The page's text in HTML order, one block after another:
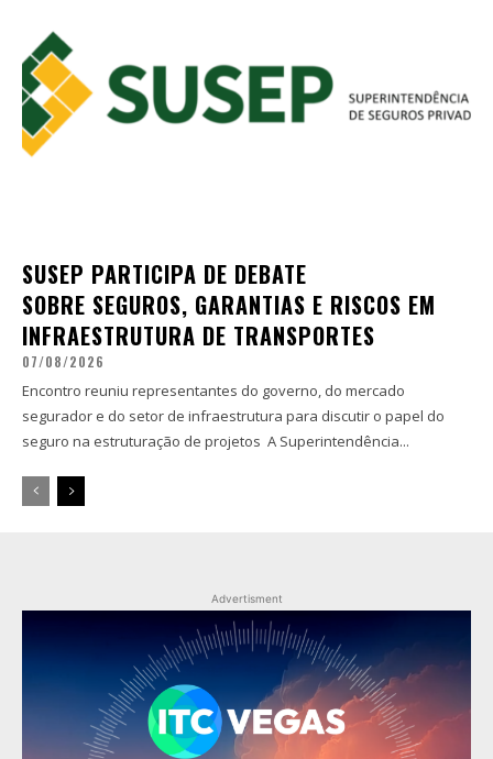
SUSEP PARTICIPA DE DEBATE
SOBRE SEGUROS, GARANTIAS E RISCOS EM
INFRAESTRUTURA DE TRANSPORTES
07/08/2026
Encontro reuniu representantes do governo, do mercado
segurador e do setor de infraestrutura para discutir o papel do
seguro na estruturação de projetos A Superintendência...
Advertisment